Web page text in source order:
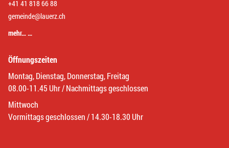
+41 41 818 66 88
gemeinde@lauerz.ch
mehr… …
Öffnungszeiten
Montag, Dienstag, Donnerstag, Freitag
08.00-11.45 Uhr / Nachmittags geschlossen
Mittwoch
Vormittags geschlossen / 14.30-18.30 Uhr